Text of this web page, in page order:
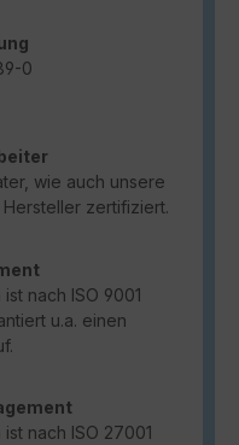
0
wie auch unsere
zertifiziert.
nach ISO 9001
u.a. einen
nach ISO 27001